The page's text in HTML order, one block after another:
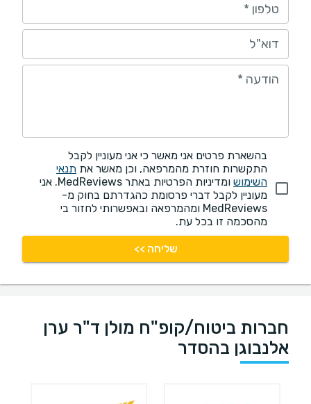
טלפון *
דוא"ל
הודעה *
בהשארת פרטים אני מאשר כי אני מעוניין לקבל
התקשרות חוזרת מהמרפאה, וכן מאשר את תנאי
השימוש
ומדיניות הפרטיות באתר MedReviews. אני
מעוניין לקבל דברי פרסומת כהגדרתם בחוק מ-
MedReviews ומהמרפאה ובאפשרותי לחזור בי
מהסכמה זו בכל עת.
שליחה >>
חברות ביטוח/קופ"ח מולן ד"ר ערן
אלנבוגן בהסדר